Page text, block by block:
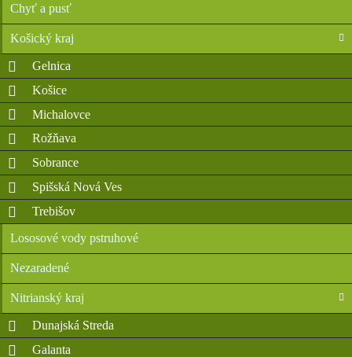
Chyť a pusť
Košický kraj
Gelnica
Košice
Michalovce
Rožňava
Sobrance
Spišská Nová Ves
Trebišov
Lososové vody pstruhové
Nezaradené
Nitrianský kraj
Dunajská Streda
Galanta